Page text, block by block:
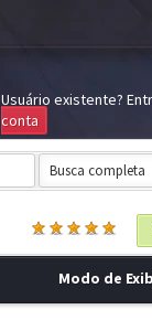
Usuário existente?
conta
Modo de